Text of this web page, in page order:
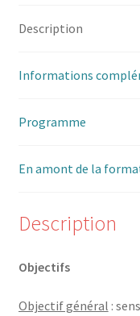
Description
Informations
Programme
En amont de la
Description
Objectifs
Objectif général :